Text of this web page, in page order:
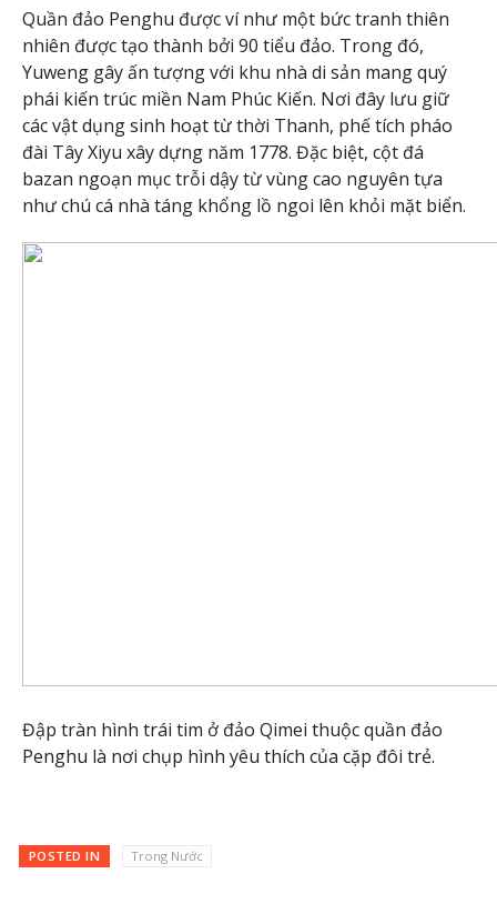
Quần đảo Penghu được ví như một bức tranh thiên
nhiên được tạo thành bởi 90 tiểu đảo. Trong đó,
Yuweng gây ấn tượng với khu nhà di sản mang quý
phái kiến trúc miền Nam Phúc Kiến. Nơi đây lưu giữ
các vật dụng sinh hoạt từ thời Thanh, phế tích pháo
đài Tây Xiyu xây dựng năm 1778. Đặc biệt, cột đá
bazan ngoạn mục trỗi dậy từ vùng cao nguyên tựa
như chú cá nhà táng khổng lồ ngoi lên khỏi mặt biển.
Đập tràn hình trái tim ở đảo Qimei thuộc quần đảo
Penghu là nơi chụp hình yêu thích của cặp đôi trẻ.
POSTED IN Trong Nước